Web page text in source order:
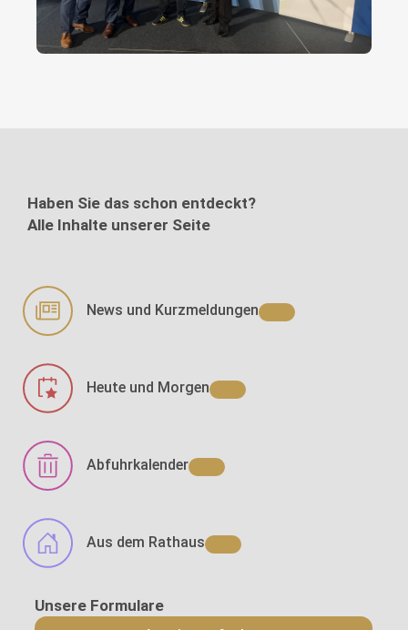
Haben Sie das schon entdeckt?
Alle Inhalte unserer Seite
News und Kurzmeldungen
Heute und Morgen
Abfuhrkalender
Aus dem Rathaus